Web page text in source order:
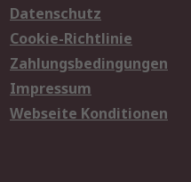
Datenschutz
Cookie-Richtlinie
Zahlungsbedingungen
Impressum
Webseite Konditionen